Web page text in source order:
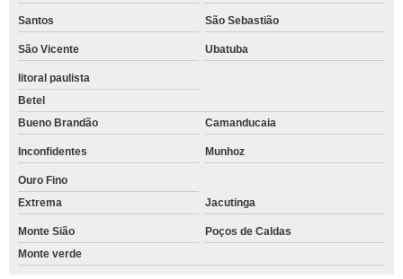
Santos São Sebastião
São Vicente Ubatuba
litoral paulista
Betel
Bueno Brandão
Camanducaia
Inconfidentes Munhoz
Ouro Fino
Extrema
Jacutinga
Monte Sião
Poços de Caldas
Monte verde